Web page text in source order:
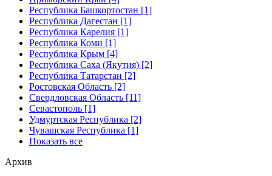
Республика Башкортостан [1]
Республика Дагестан [1]
Республика Карелия [1]
Республика Коми [1]
Республика Крым [4]
Республика Саха (Якутия) [2]
Республика Татарстан [2]
Ростовская Область [2]
Свердловская Область [11]
Севастополь [1]
Удмуртская Республика [2]
Чувашская Республика [1]
Показать все
Архив